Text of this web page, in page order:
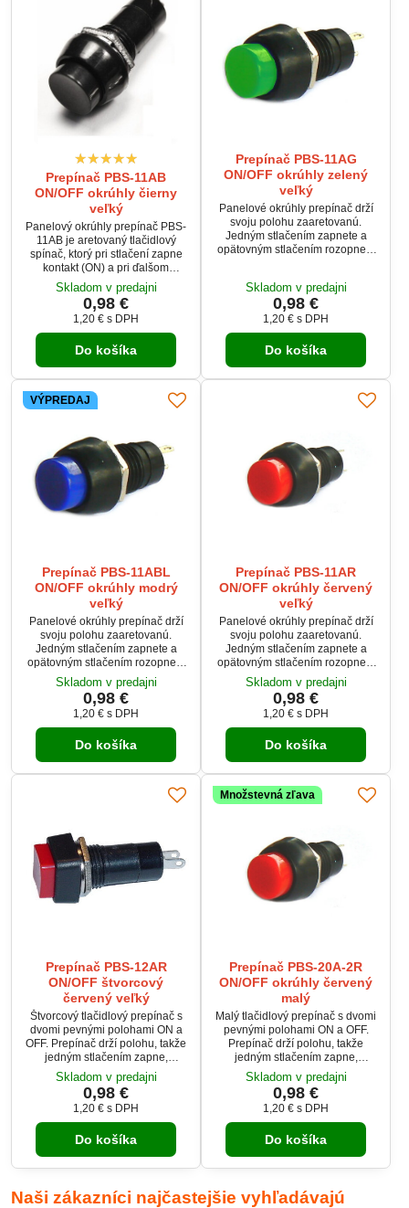
Prepínač PBS-11AB
ON/OFF okrúhly čierny
veľký
Panelový okrúhly prepínač PBS-
11AB je aretovaný tlačidlový
spínač, ktorý pri stlačení zapne
kontakt (ON) a pri ďalšom
stlačení ho rozopne (OFF).
Udržiava svoju polohu, čím je
ideálny pre ovládanie rôznych
elektrických a elektronických
obvodov.
Skladom v predajni
0,98 €
1,20 € s DPH
Do košíka
Prepínač PBS-11AG
ON/OFF okrúhly zelený
veľký
Panelové okrúhly prepínač drží
svoju polohu zaaretovanú.
Jedným stlačením zapnete a
opätovným stlačením rozopnete
250V. Tlačidlo má zelenú
stláčaciu plochu.
Skladom v predajni
0,98 €
1,20 € s DPH
Do košíka
VÝPREDAJ
Prepínač PBS-11ABL
ON/OFF okrúhly modrý
veľký
Panelové okrúhly prepínač drží
svoju polohu zaaretovanú.
Jedným stlačením zapnete a
opätovným stlačením rozopnete
kontakty. Tlačidlo je možné
použiť pre zaťaženie 1A pri
250V. Tlačidlo má modrú
stláčaciu plochu.
Skladom v predajni
0,98 €
1,20 € s DPH
Do košíka
Prepínač PBS-11AR
ON/OFF okrúhly červený
veľký
Panelové okrúhly prepínač drží
svoju polohu zaaretovanú.
Jedným stlačením zapnete a
opätovným stlačením rozopnete
kontakty. Tlačidlo je možné
použiť pre zaťaženie 1A pri
250V. Tlačidlo má červenú
stláčaciu plochu.
Skladom v predajni
0,98 €
1,20 € s DPH
Do košíka
Prepínač PBS-12AR
ON/OFF štvorcový
červený veľký
Štvorcový tlačidlový prepínač s
dvomi pevnými polohami ON a
OFF. Prepínač drží polohu, takže
jedným stlačením zapne,
opätovným stlačením vypne
kontakty. Prepínač je určený pre
zaťaženie do 1A pri 250V a
tlačidlová plocha je červenej
farby.
Skladom v predajni
0,98 €
1,20 € s DPH
Do košíka
Množstevná zľava
Prepínač PBS-20A-2R
ON/OFF okrúhly červený
malý
Malý tlačidlový prepínač s dvomi
pevnými polohami ON a OFF.
Prepínač drží polohu, takže
jedným stlačením zapne,
opätovným stlačením vypne
kontakty. Prepínač je určený pre
zaťaženie do 1A pri 250V a
tlačidlová plocha je červenej
farby.
Skladom v predajni
0,98 €
1,20 € s DPH
Do košíka
Naši zákazníci najčastejšie vyhľadávajú